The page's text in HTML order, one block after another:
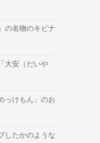
の名物のキビナ
大安（だいや
っけもん」のお
したかのような